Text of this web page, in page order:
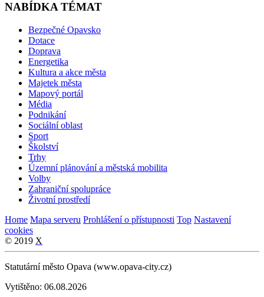
NABÍDKA TÉMAT
Bezpečné Opavsko
Dotace
Doprava
Energetika
Kultura a akce města
Majetek města
Mapový portál
Média
Podnikání
Sociální oblast
Sport
Školství
Trhy
Územní plánování a městská mobilita
Volby
Zahraniční spolupráce
Životní prostředí
Home Mapa serveru Prohlášení o přístupnosti Top Nastavení
cookies
© 2019 X
Statutární město Opava (www.opava-city.cz)
Vytištěno: 06.08.2026